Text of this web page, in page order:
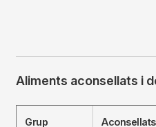
Aliments aconsellats i
Grup
Aconsellats